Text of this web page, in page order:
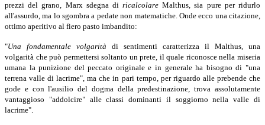
prezzi del grano, Marx sdegna diricalcolareMalthus, sia pure per ridurlo
all'assurdo, ma lo sgombra a pedate non matematiche. Onde ecco una citazione,
ottimo aperitivo al fiero pasto imbandito:
"Una fondamentale volgarità di sentimenti caratterizza il Malthus, una
volgarità che può permettersi soltanto un prete, il quale riconosce nella miseria
umana la punizione del peccato originale e in generale ha bisogno di "una
terrena valle di lacrime", ma che in pari tempo, per riguardo alle prebende che
gode e con l'ausilio del dogma della predestinazione, trova assolutamente
vantaggioso "addolcire" alle classi dominanti il soggiorno nella valle di
lacrime".